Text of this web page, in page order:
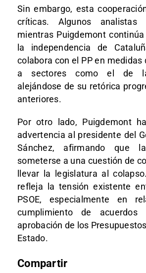
Sin embargo, esta
críticas. Algunos analistas
mientras Puigdemont
la independencia de
colabora con el PP en medidas
a sectores como el de
alejándose de su retórica
anteriores.
Por otro lado, Puigdemont
advertencia al presidente del
Sánchez, afirmando que
someterse a una cuestión de
llevar la legislatura al
refleja la tensión existente
PSOE, especialmente en
cumplimiento de
aprobación de los
Estado.
Compartir